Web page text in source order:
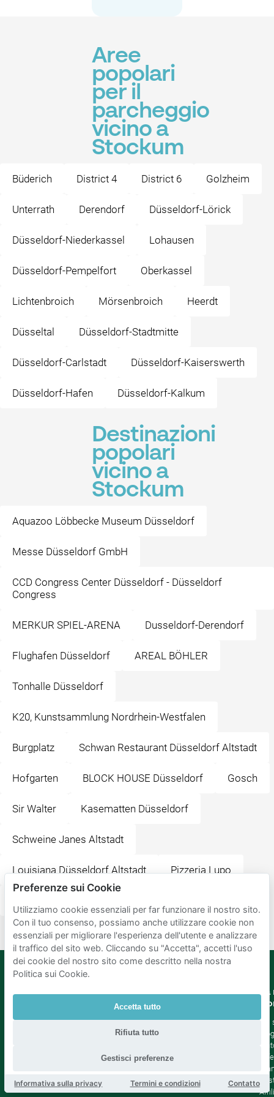
Aree
popolari
per il
parcheggio
vicino a
Stockum
Büderich District 4 District 6 Golzheim
Unterrath Derendorf Düsseldorf-Lörick
Düsseldorf-Niederkassel Lohausen
Düsseldorf-Pempelfort Oberkassel
Lichtenbroich Mörsenbroich Heerdt
Düsseltal Düsseldorf-Stadtmitte
Düsseldorf-Carlstadt Düsseldorf-Kaiserswerth
Düsseldorf-Hafen Düsseldorf-Kalkum
Destinazioni
popolari
vicino a
Stockum
Aquazoo Löbbecke Museum Düsseldorf
Messe Düsseldorf GmbH
CCD Congress Center Düsseldorf - Düsseldorf
Congress
MERKUR SPIEL-ARENA Dusseldorf-Derendorf
Flughafen Düsseldorf AREAL BÖHLER
Tonhalle Düsseldorf
K20, Kunstsammlung Nordrhein-Westfalen
Burgplatz Schwan Restaurant Düsseldorf Altstadt
Hofgarten BLOCK HOUSE Düsseldorf Gosch
Sir Walter Kasematten Düsseldorf
Schweine Janes Altstadt
Louisiana Düsseldorf Altstadt Pizzeria Lupo
Mobypark
B.V.
Lingua
Inglese
La
Chi
Blog
Preferenze sui Cookie
Utilizziamo cookie essenziali per far funzionare il nostro sito.
Con il tuo consenso, possiamo anche utilizzare cookie non
essenziali per migliorare l'esperienza dell'utente e analizzare
il traffico del sito web. Cliccando su "Accetta", accetti l'uso
dei cookie del nostro sito come descritto nella nostra
Politica sui Cookie.
Accetta tutto
Rifiuta tutto
Gestisci preferenze
Informativa sulla privacy Termini e condizioni Contatto